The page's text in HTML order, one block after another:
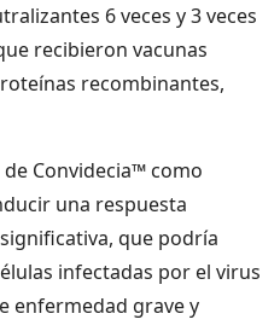
6 veces y 3 veces
recibieron vacunas
recombinantes,
Convidecia™ como
una respuesta
que podría
infectadas por el virus
enfermedad grave y